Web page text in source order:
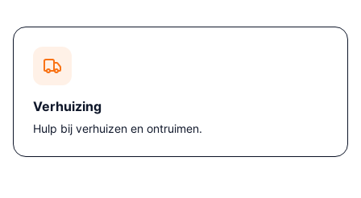
Verhuizing
Hulp bij verhuizen en ontruimen.